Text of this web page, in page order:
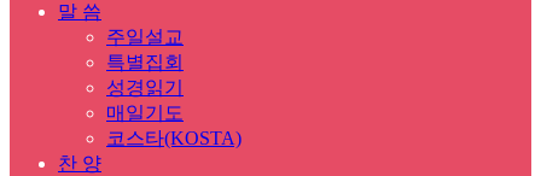
말 씀
주일설교
특별집회
성경읽기
매일기도
코스타(KOSTA)
찬 양